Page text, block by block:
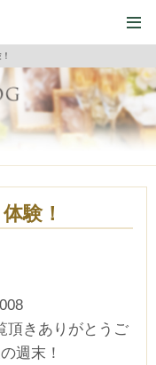
験！
頂きありがとうご
週末！